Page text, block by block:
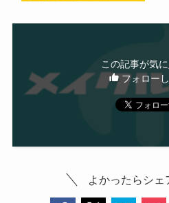
この記事が気
フォロー
よかったらシェ